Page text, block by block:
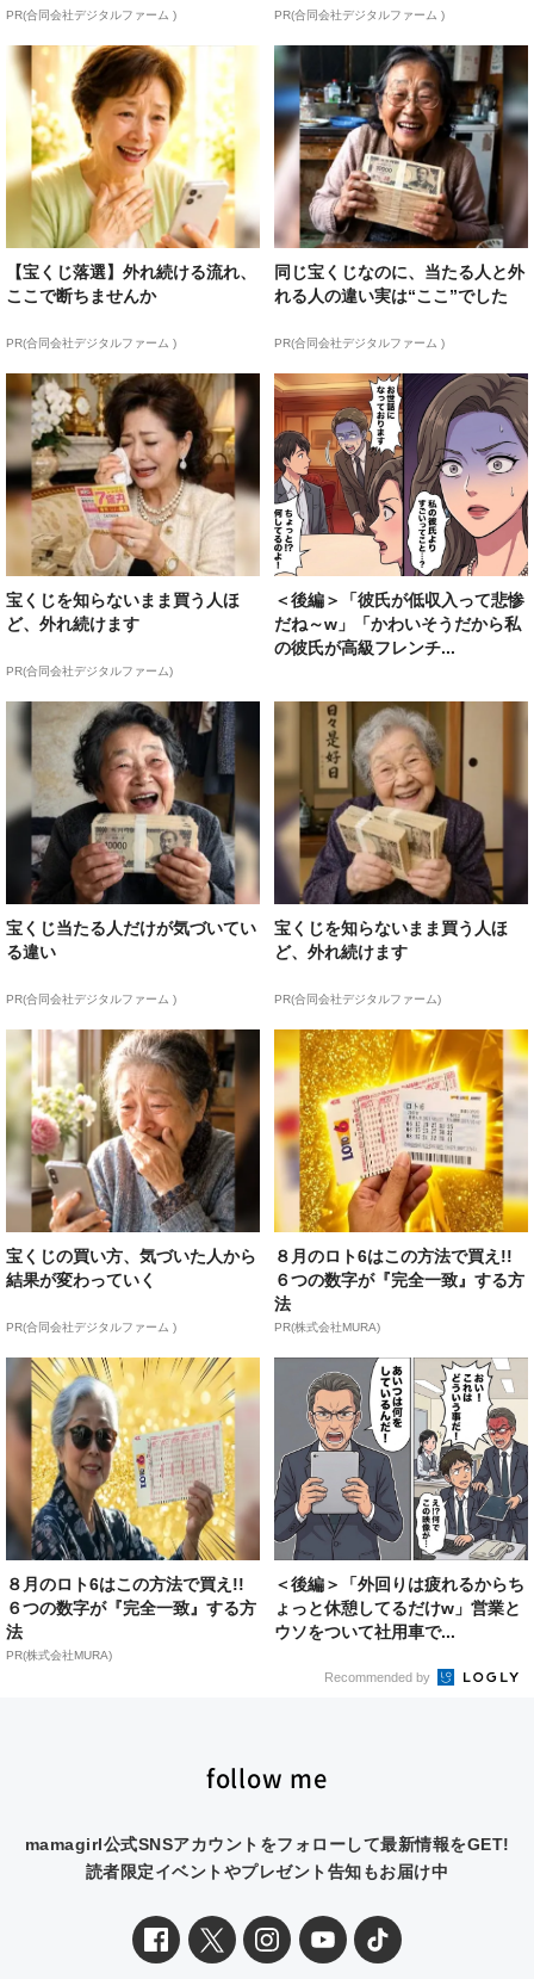
PR(合同会社デジタルファーム ) PR(合同会社デジタルファーム )
【宝くじ落選】外れ続ける流れ、
ここで断ちませんか
PR(合同会社デジタルファーム )
同じ宝くじなのに、当たる人と外
れる人の違い実は“ここ”でした
PR(合同会社デジタルファーム )
宝くじを知らないまま買う人ほ
ど、外れ続けます
PR(合同会社デジタルファーム)
＜後編＞「彼氏が低収入って悲惨
だね～w」「かわいそうだから私
の彼氏が高級フレンチ...
宝くじ当たる人だけが気づいてい
る違い
PR(合同会社デジタルファーム )
宝くじを知らないまま買う人ほ
ど、外れ続けます
PR(合同会社デジタルファーム)
宝くじの買い方、気づいた人から
結果が変わっていく
PR(合同会社デジタルファーム )
８月のロト6はこの方法で買え!!
６つの数字が『完全一致』する方
法
PR(株式会社MURA)
８月のロト6はこの方法で買え!!
６つの数字が『完全一致』する方
法
PR(株式会社MURA)
＜後編＞「外回りは疲れるからち
ょっと休憩してるだけw」営業と
ウソをついて社用車で...
Recommended by
follow me
mamagirl公式SNSアカウントをフォローして最新情報をGET!
読者限定イベントやプレゼント告知もお届け中